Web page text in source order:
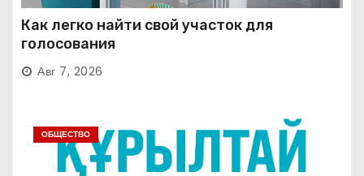
Как легко найти свой участок для
голосования
Авг 7, 2026
ОБЩЕСТВО